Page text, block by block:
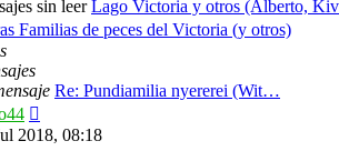
Lago Victoria y otros (Alberto,
Familias de peces del Victoria (y otros)
Re: Pundiamilia nyererei (Wit…
último
2018, 08:18